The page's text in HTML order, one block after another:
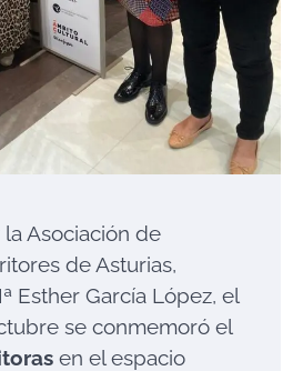
Asociación de
de Asturias,
Esther García López, el
se conmemoró el
en el espacio